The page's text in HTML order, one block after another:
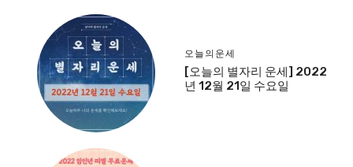
오늘의운세
[오늘의 별자리 운세] 2022
년 12월 21일 수요일